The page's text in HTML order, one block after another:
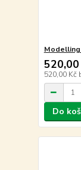
520,00
520,00 Kč
Do